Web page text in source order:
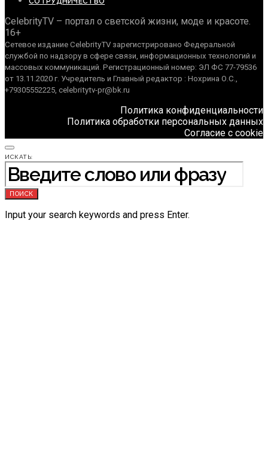
CelebrityTV – портал о светской жизни, моде и красоте.
16+
Сетевое издание CelebrityTV зарегистрировано Федеральной
службой по надзору в сфере связи, информационных технологий и
массовых коммуникаций. Регистрационный номер: ЭЛ ФС 77-79536
от 13.11.2020 г. Учредитель и Главный редактор : Нохрина О.С.,
+79305552225, celebritytv-pr@bk.ru
Политика конфиденциальности
Политика обработки персональных данных
Согласие с cookie
ИСКАТЬ:
ПОИСК
Input your search keywords and press Enter.